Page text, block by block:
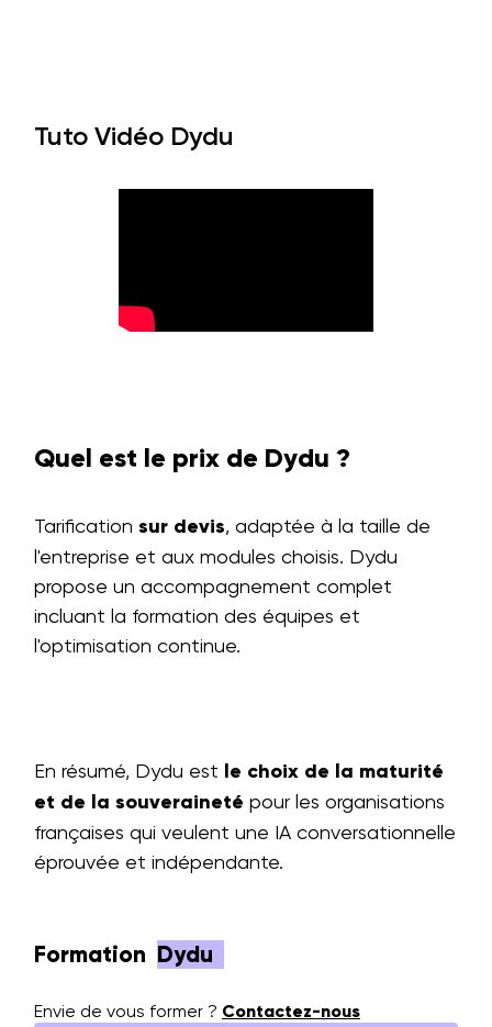
Tuto Vidéo Dydu
Quel est le prix de Dydu ?
Tarification sur devis, adaptée à la taille de
l'entreprise et aux modules choisis. Dydu
propose un accompagnement complet
incluant la formation des équipes et
l'optimisation continue.
En résumé, Dydu est le choix de la maturité
et de la souveraineté pour les organisations
françaises qui veulent une IA conversationnelle
éprouvée et indépendante.
Formation Dydu
Envie de vous former ? Contactez-nous